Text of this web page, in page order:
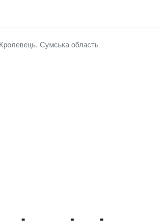
Кролевець, Сумська область